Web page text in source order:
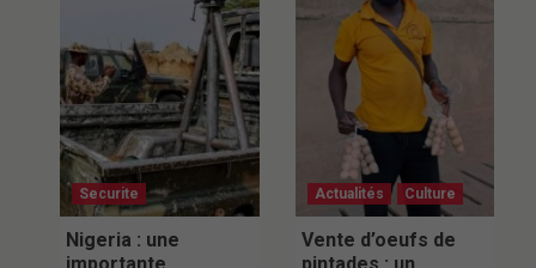
Securite
Nigeria : une
Actualités Culture
Vente d’oeufs de